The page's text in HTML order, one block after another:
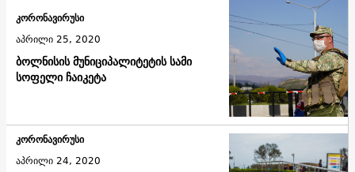
ბოლნისის მუნიციპალიტეტის სამი
სოფელი ჩაიკეტა
კორონავირუსი
აპრილი 25, 2020
კორონავირუსი
აპრილი 24, 2020